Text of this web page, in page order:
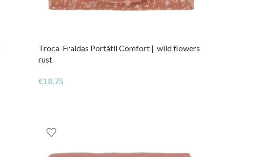
Troca-Fraldas Portátil Comfort | wild flowers
rust
€18,75